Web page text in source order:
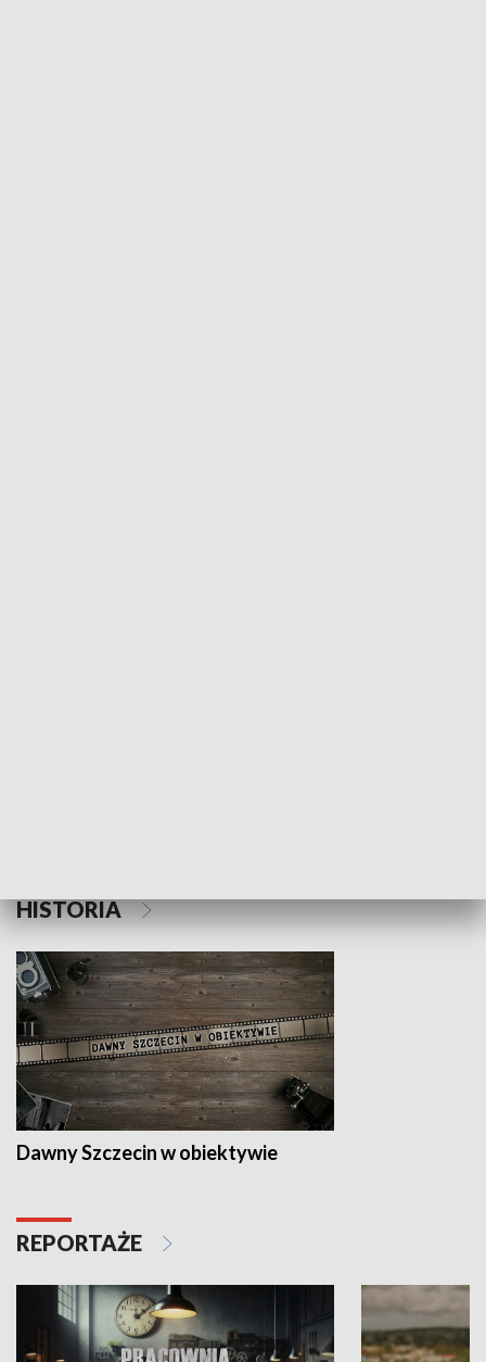
HISTORIA
Dawny Szczecin w obiektywie
REPORTAŻE